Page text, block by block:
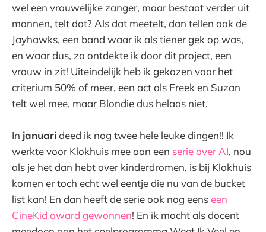
wel een vrouwelijke zanger, maar bestaat verder uit
mannen, telt dat? Als dat meetelt, dan tellen ook de
Jayhawks, een band waar ik als tiener gek op was,
en waar dus, zo ontdekte ik door dit project, een
vrouw in zit! Uiteindelijk heb ik gekozen voor het
criterium 50% of meer, een act als Freek en Suzan
telt wel mee, maar Blondie dus helaas niet.
In januarideed ik nog twee hele leuke dingen!! Ik
werkte voor Klokhuis mee aan een serie over AI, nou
als je het dan hebt over kinderdromen, is bij Klokhuis
komen er toch echt wel eentje die nu van de bucket
list kan! En dan heeft de serie ook nog eenseen
CineKid award gewonnen! En ik mocht als docent